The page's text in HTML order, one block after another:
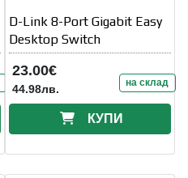
D-Link 8-Port Gigabit Easy
Desktop Switch
23.00€
44.98лв. на склад
КУПИ